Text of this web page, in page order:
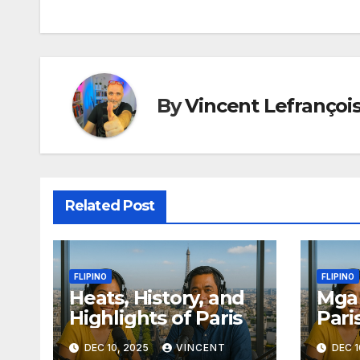
ByVincent
Related Post
FLIPINO
Heats, History, and
Highlights of Paris
DEC 10, 2025 VINCENT
FLIPINO
DEC